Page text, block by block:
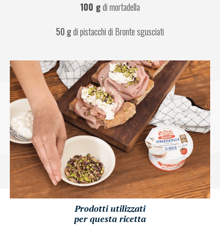
100 g di mortadella
50 g di pistacchi di Bronte sgusciati
Prodotti utilizzati
per questa ricetta